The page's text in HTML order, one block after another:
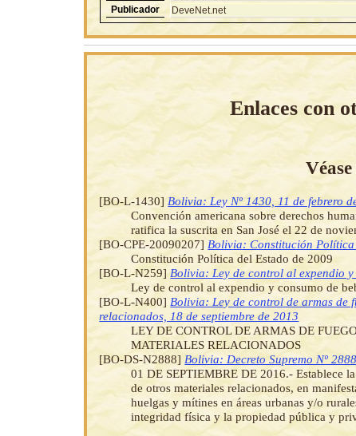
Publicador
DeveNet.net
Enlaces con
[BO-L-1430] Bolivia: Ley Nº 1430, 11 de febrero
Convención americana sobre derechos
ratifica la suscrita en San José el 22 de
[BO-CPE-20090207] Bolivia: Constitución
Constitución Política del Estado de 2009
[BO-L-N259] Bolivia: Ley de control al expendio
Ley de control al expendio y consumo de
[BO-L-N400] Bolivia: Ley de control de armas de
relacionados, 18 de septiembre de 2013
LEY DE CONTROL DE ARMAS DE
MATERIALES RELACIONADOS
[BO-DS-N2888] Bolivia: Decreto Supremo Nº
01 DE SEPTIEMBRE DE 2016.- Establece
de otros materiales relacionados, en
huelgas y mítines en áreas urbanas y/o
integridad física y la propiedad pública y